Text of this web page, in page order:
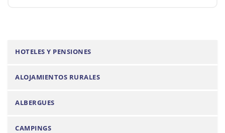
N
v
g
a
HOTELES Y PENSIONES
ALOJAMIENTOS RURALES
ALBERGUES
CAMPINGS